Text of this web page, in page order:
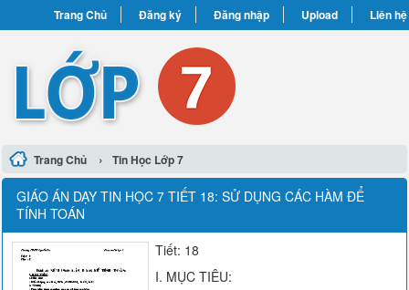
Trang Chủ Đăng ký Đăng nhập Upload Liên hệ
Trang Chủ › Tin Học Lớp 7
GIÁO ÁN DẠY TIN HỌC 7 TIẾT 18: SỬ DỤNG CÁC HÀM ĐỂ
TÍNH TOÁN
Tiết: 18
I. MỤC TIÊU: